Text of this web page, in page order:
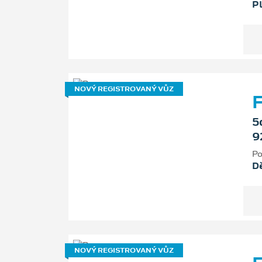
NOVÝ REGISTROVANÝ VŮZ
NOVÝ REGISTROVANÝ VŮZ